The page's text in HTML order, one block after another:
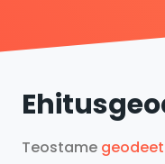
Teostame